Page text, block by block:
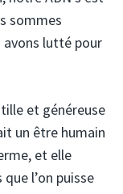
sommes
avons lutté pour
et généreuse
un être humain
et elle
l’on puisse